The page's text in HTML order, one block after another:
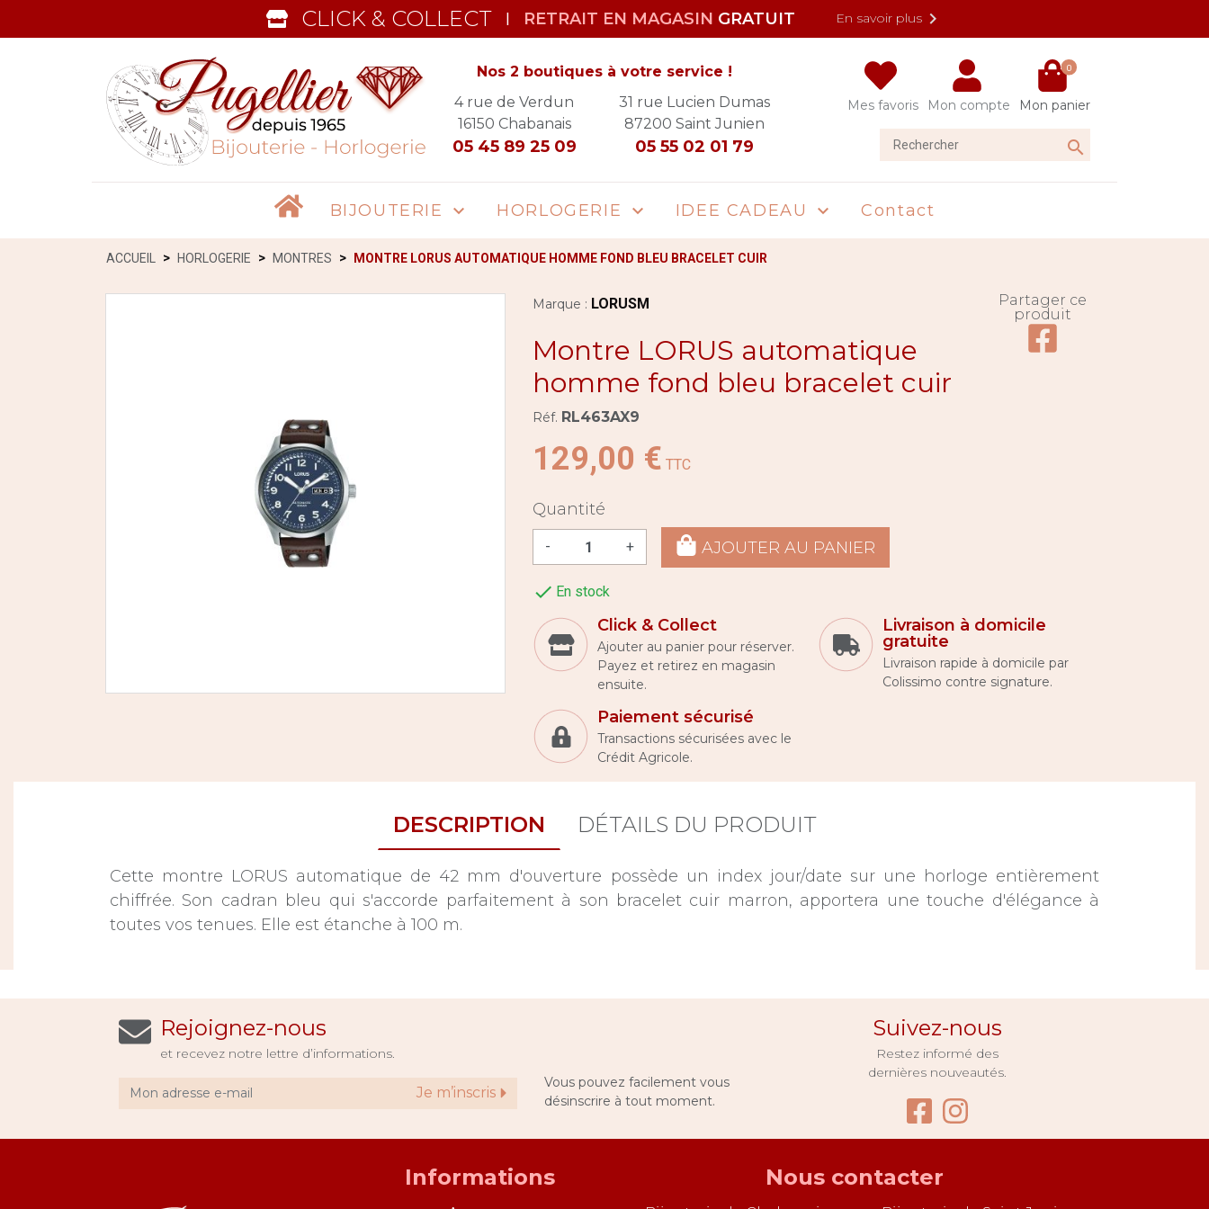
CLICK & COLLECT | RETRAIT EN MAGASIN GRATUIT En savoir plus
Nos 2 boutiques à votre service !
4 rue de Verdun
16150 Chabanais
05 45 89 25 09
31 rue Lucien Dumas
87200 Saint Junien
05 55 02 01 79
Mes favoris Mon compte
0
Mon panier

Rechercher
Accueil
BIJOUTERIE  HORLOGERIE  IDEE CADEAU  Contact
ACCUEIL HORLOGERIE MONTRES MONTRE LORUS AUTOMATIQUE HOMME FOND BLEU BRACELET CUIR
Marque : LORUSM
Montre LORUS automatique
homme fond bleu bracelet cuir
Réf. RL463AX9
129,00 € TTC
Partager ce
produit
Quantité
- + AJOUTER AU PANIER
 En stock
Click & Collect
Ajouter au panier pour réserver.
Payez et retirez en magasin
ensuite.
Livraison à domicile
gratuite
Livraison rapide à domicile par
Colissimo contre signature.
Paiement sécurisé
Transactions sécurisées avec le
Crédit Agricole.
DESCRIPTION DÉTAILS DU PRODUIT
Cette montre LORUS automatique de 42 mm d'ouverture possède un index jour/date sur une horloge entièrement
chiffrée. Son cadran bleu qui s'accorde parfaitement à son bracelet cuir marron, apportera une touche d'élégance à
toutes vos tenues. Elle est étanche à 100 m.
Rejoignez-nous
et recevez notre lettre d’informations.
Je m’inscris
Vous pouvez facilement vous
désinscrire à tout moment.
Suivez-nous
Restez informé des
dernières nouveautés.
Facebook Bijouterie
Informations Nous contacter